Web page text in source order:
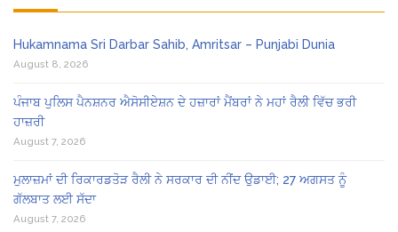
Hukamnama Sri Darbar Sahib, Amritsar – Punjabi Dunia
August 8, 2026
ਪੰਜਾਬ ਪੁਲਿਸ ਪੈਨਸ਼ਨਰ ਐਸੋਸੀਏਸ਼ਨ ਦੇ ਹਜ਼ਾਰਾਂ ਮੈਂਬਰਾਂ ਨੇ ਮਹਾਂ ਰੈਲੀ ਵਿੱਚ ਭਰੀ
ਹਾਜ਼ਰੀ
August 7, 2026
ਮੁਲਾਜ਼ਮਾਂ ਦੀ ਰਿਕਾਰਡਤੋੜ ਰੈਲੀ ਨੇ ਸਰਕਾਰ ਦੀ ਨੀਂਦ ਉਡਾਈ; 27 ਅਗਸਤ ਨੂੰ
ਗੱਲਬਾਤ ਲਈ ਸੱਦਾ
August 7, 2026